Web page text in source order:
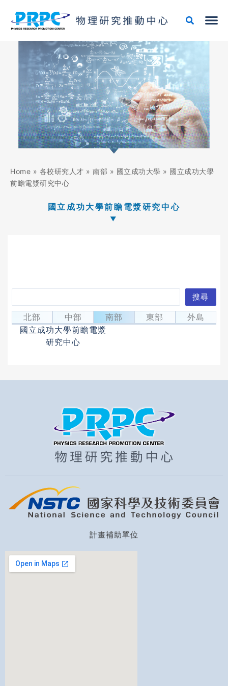
Home » 各校研究人才 » 南部 » 國立成功大學 » 國立成功大學
前瞻電漿研究中心
國立成功大學前瞻電漿研究中心
向克強
Shaing, Ker-Chung
國立成功大學前瞻電漿
研究中心
尋
搜尋
北部 中部 南部 東部 外島
計畫補助單位